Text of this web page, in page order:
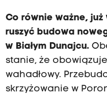
Co równie ważne, już
ruszyć budowa
w Białym Dunajcu.
stanie, że
wahadłowy.
skrzyżowanie w